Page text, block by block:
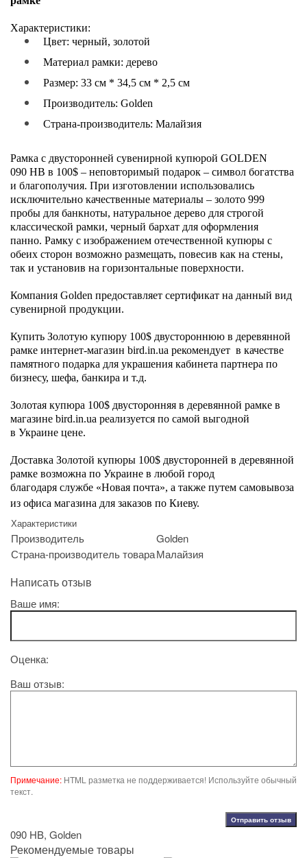
Характеристики:
Цвет: черный, золотой
Материал рамки: дерево
Размер: 33 см * 34,5 см * 2,5 cм
Производитель: Golden
Страна-производитель: Малайзия
Рамка с двусторонней сувенирной купюрой GOLDEN
090 HB в 100$ – неповторимый подарок – символ богатства
и благополучия. При изготовлении использовались
исключительно качественные материалы – золото 999
пробы для банкноты, натуральное дерево для строгой
классической рамки, черный бархат для оформления
панно. Рамку с изображением отечественной купюры с
обеих сторон возможно размещать, повесив как на стены,
так и установив на горизонтальные поверхности.
Компания Golden предоставляет сертификат на данный вид
сувенирной продукции.
Купить Золотую купюру 100$ двустороннюю в деревянной
рамке интернет-магазин bird.in.ua рекомендует в качестве
памятного подарка для украшения кабинета партнера по
бизнесу, шефа, банкира и т.д.
Золотая купюра 100$ двусторонняя в деревянной рамке в
магазине bird.in.ua реализуется по самой выгодной
в Украине цене.
Доставка Золотой купюры 100$ двусторонней в деревянной
рамке возможна по Украине в любой город
благодаря службе «Новая почта», а также путем самовывоза
из офиса магазина для заказов по Киеву.
Характеристики
Производитель
Golden
Страна-производитель товараМалайзия
Написать отзыв
Ваше имя:
Оценка:
Ваш отзыв:
Примечание: HTML разметка не поддерживается! Используйте обычный
текст.
Отправить отзыв
090 HB, Golden
Рекомендуемые товары